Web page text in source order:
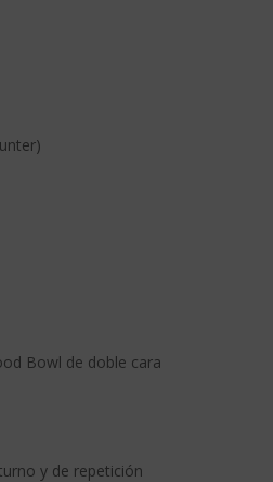
Bowl de doble cara
y de repetición